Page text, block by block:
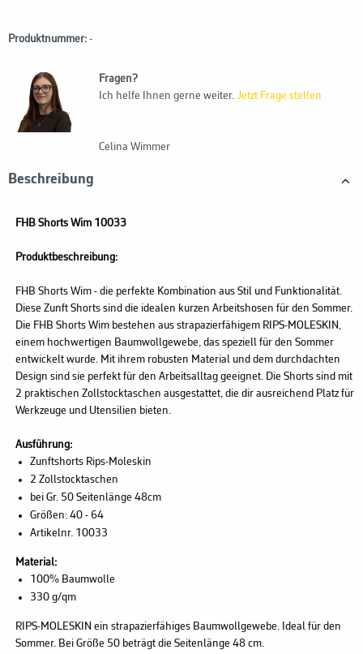
Produktnummer: -
Fragen?
Ich helfe Ihnen gerne weiter. Jetzt Frage stellen
Celina Wimmer
Beschreibung
FHB Shorts Wim 10033
Produktbeschreibung:
FHB Shorts Wim - die perfekte Kombination aus Stil und Funktionalität.
Diese Zunft Shorts sind die idealen kurzen Arbeitshosen für den Sommer.
Die FHB Shorts Wim bestehen aus strapazierfähigem RIPS-MOLESKIN,
einem hochwertigen Baumwollgewebe, das speziell für den Sommer
entwickelt wurde. Mit ihrem robusten Material und dem durchdachten
Design sind sie perfekt für den Arbeitsalltag geeignet. Die Shorts sind mit
2 praktischen Zollstocktaschen ausgestattet, die dir ausreichend Platz für
Werkzeuge und Utensilien bieten.
Ausführung:
Zunftshorts Rips-Moleskin
2 Zollstocktaschen
bei Gr. 50 Seitenlänge 48cm
Größen: 40 - 64
Artikelnr. 10033
Material:
100% Baumwolle
330 g/qm
RIPS-MOLESKIN ein strapazierfähiges Baumwollgewebe. Ideal für den
Sommer. Bei Größe 50 beträgt die Seitenlänge 48 cm.